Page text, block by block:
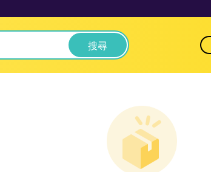
搜尋